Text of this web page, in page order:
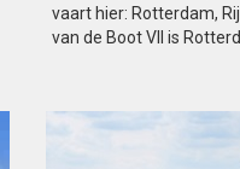
vaart hier: Rotterdam,
van de Boot VII is